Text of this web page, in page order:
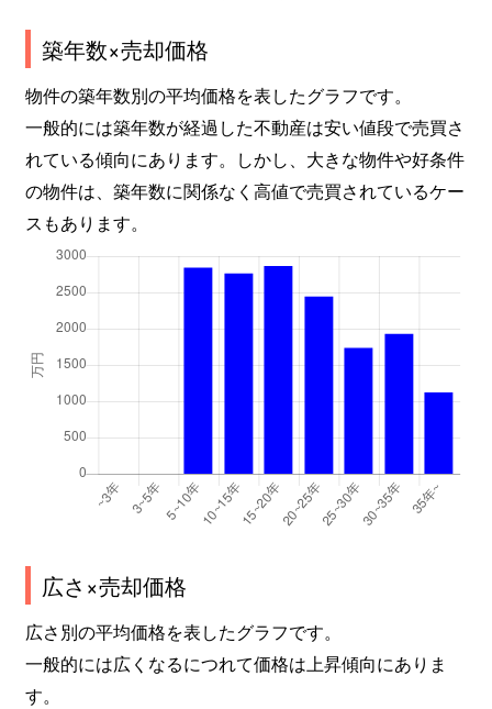
築年数×売却価格
物件の築年数別の平均価格を表したグラフです。
一般的には築年数が経過した不動産は安い値段で売買さ
れている傾向にあります。しかし、大きな物件や好条件
の物件は、築年数に関係なく高値で売買されているケー
スもあります。
広さ×売却価格
広さ別の平均価格を表したグラフです。
一般的には広くなるにつれて価格は上昇傾向にありま
す。